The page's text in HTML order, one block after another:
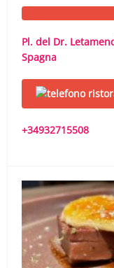
Pl. del Dr.
Spagna
+34932715508